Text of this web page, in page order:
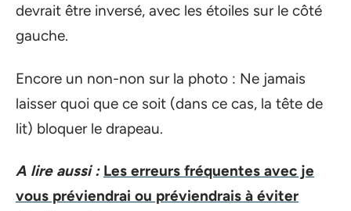
devrait être inversé, avec les étoiles sur le côté
gauche.
Encore un non-non sur la photo : Ne jamais
laisser quoi que ce soit (dans ce cas, la tête de
lit) bloquer le drapeau.
A lire aussi : Les erreurs fréquentes avec je
vous préviendrai ou préviendrais à éviter